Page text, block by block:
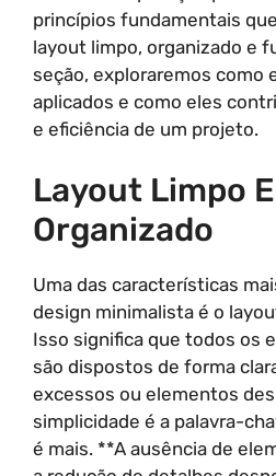
princípios fundamentais
layout limpo, organizado e
seção, exploraremos como
aplicados e como eles
e eficiência de um projeto.
Layout Limpo E
Organizado
Uma das características
design minimalista é o
Isso significa que todos os
são dispostos de forma
excessos ou elementos
simplicidade é a palavra-
é mais. **A ausência de